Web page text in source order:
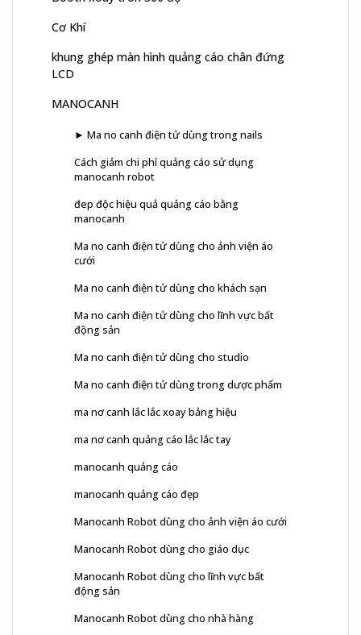
Cơ Khí
khung ghép màn hình quảng cáo chân đứng
LCD
MANOCANH
► Ma no canh điện tử dùng trong nails
Cách giảm chi phí quảng cáo sử dụng
manocanh robot
đep độc hiệu quả quảng cáo bằng
manocanh
Ma no canh điện tử dùng cho ảnh viện áo
cưới
Ma no canh điện tử dùng cho khách sạn
Ma no canh điện tử dùng cho lĩnh vực bất
động sản
Ma no canh điện tử dùng cho studio
Ma no canh điện tử dùng trong dược phẩm
ma nơ canh lắc lắc xoay bảng hiệu
ma nơ canh quảng cáo lắc lắc tay
manocanh quảng cáo
manocanh quảng cáo đẹp
Manocanh Robot dùng cho ảnh viện áo cưới
Manocanh Robot dùng cho giáo dục
Manocanh Robot dùng cho lĩnh vực bất
động sản
Manocanh Robot dùng cho nhà hàng